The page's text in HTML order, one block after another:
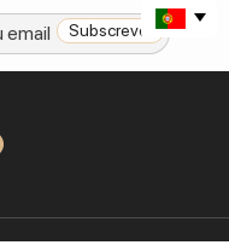
Subscrever